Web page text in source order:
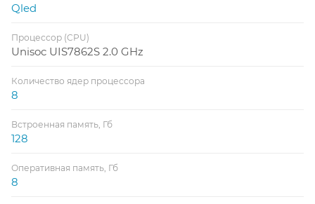
Qled
Процессор (CPU)
Unisoc UIS7862S 2.0 GHz
Количество ядер процессора
8
Встроенная память, Гб
128
Оперативная память, Гб
8